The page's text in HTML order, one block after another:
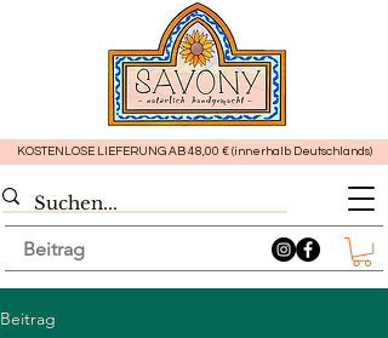
KOSTENLOSE LIEFERUNG AB 48,00 € (innerhalb Deutschlands)
Beitrag
Beitrag